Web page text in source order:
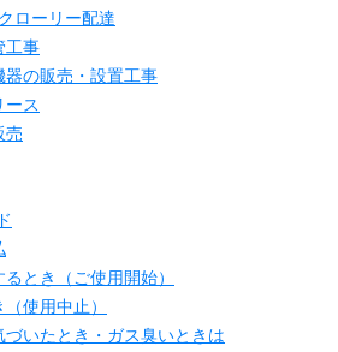
ローリー配達
工事
器の販売・設置工事
ース
売
とき（ご使用開始）
使用中止）
づいたとき・ガス臭いときは